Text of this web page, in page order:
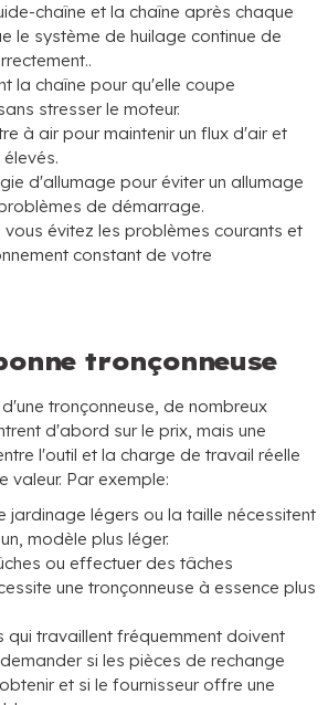
chaîne et la chaîne après chaque
le système de huilage continue de
la chaîne pour qu'elle coupe
stresser le moteur.
à air pour maintenir un flux d'air et
d'allumage pour éviter un allumage
de démarrage.
vous évitez les problèmes courants et
constant de votre
tronçonneuse
tronçonneuse, de nombreux
d'abord sur le prix, mais une
l'outil et la charge de travail réelle
valeur. Par exemple:
jardinage légers ou la taille nécessitent
modèle plus léger.
ou effectuer des tâches
une tronçonneuse à essence plus
qui travaillent fréquemment doivent
si les pièces de rechange
et si le fournisseur offre une